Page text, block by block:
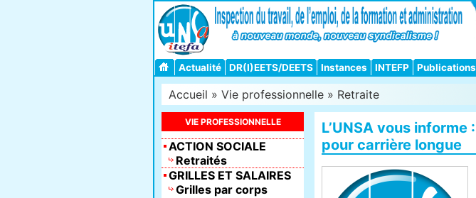
Actualité DR(I)EETS/DEETS Instances INTEFP Publications
Accueil » Vie professionnelle » Retraite
L’UNSA vous
pour carrière longue
VIE PROFESSIONNELLE
ACTION SOCIALE
Retraités
GRILLES ET SALAIRES
Grilles par corps